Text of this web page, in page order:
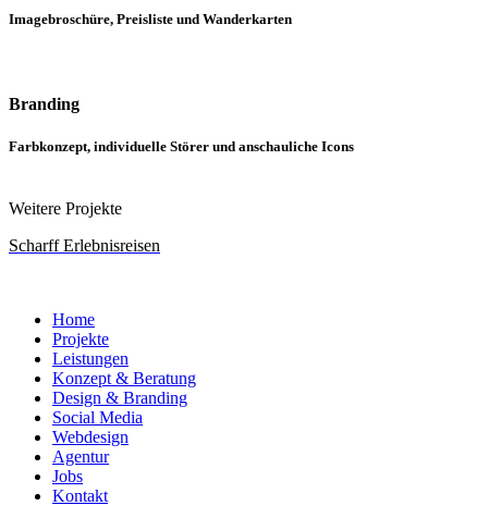
Imagebroschüre, Preisliste und Wanderkarten
Branding
Farbkonzept, individuelle Störer und anschauliche Icons
Weitere Projekte
Scharff Erlebnisreisen
Home
Projekte
Leistungen
Konzept & Beratung
Design & Branding
Social Media
Webdesign
Agentur
Jobs
Kontakt